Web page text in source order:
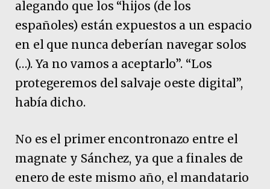
alegando que los “hijos (de los
españoles) están expuestos a un espacio
en el que nunca deberían navegar solos
(…). Ya no vamos a aceptarlo”. “Los
protegeremos del salvaje oeste digital”,
había dicho.
No es el primer encontronazo entre el
magnate y Sánchez, ya que a finales de
enero de este mismo año, el mandatario